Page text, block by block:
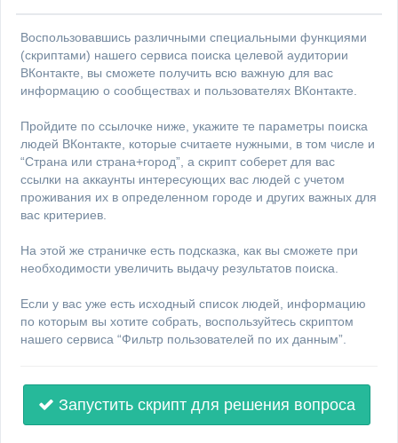
Воспользовавшись различными специальными функциями
(скриптами) нашего сервиса поиска целевой аудитории
ВКонтакте, вы сможете получить всю важную для вас
информацию о сообществах и пользователях ВКонтакте.
Пройдите по ссылочке ниже, укажите те параметры поиска
людей ВКонтакте, которые считаете нужными, в том числе и
“Страна или страна+город”, а скрипт соберет для вас
ссылки на аккаунты интересующих вас людей с учетом
проживания их в определенном городе и других важных для
вас критериев.
На этой же страничке есть подсказка, как вы сможете при
необходимости увеличить выдачу результатов поиска.
Если у вас уже есть исходный список людей, информацию
по которым вы хотите собрать, воспользуйтесь скриптом
нашего сервиса “Фильтр пользователей по их данным”.
Запустить скрипт для решения вопроса